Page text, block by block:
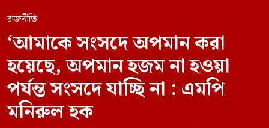
রাজনীতি
‘আমাকে সংসদে অপমান করা
হয়েছে, অপমান হজম না হওয়া
পর্যন্ত সংসদে যাচ্ছি না : এমপি
মনিরুল হক